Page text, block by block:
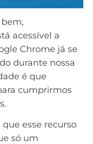
acessível a
Chrome já se
durante nossa
é que
cumprirmos
esse recurso
só um